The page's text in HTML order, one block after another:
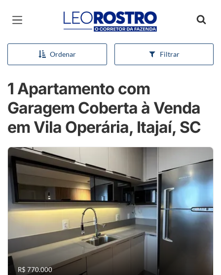
Página inicial
Ordenar Filtrar
1 Apartamento com
Garagem Coberta à Venda
em Vila Operária, Itajaí, SC
R$ 770.000